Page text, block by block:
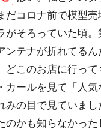
だコロナ前で模型売
がそろっていた頃
ンテナが折れてるん
どこのお店に行っ
カールを見て「人気
みの目で見ていま
のかも知らなかっ